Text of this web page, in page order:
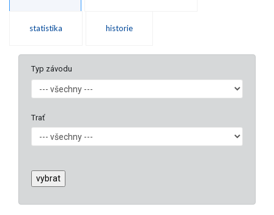
statistika historie
Typ závodu
Trať